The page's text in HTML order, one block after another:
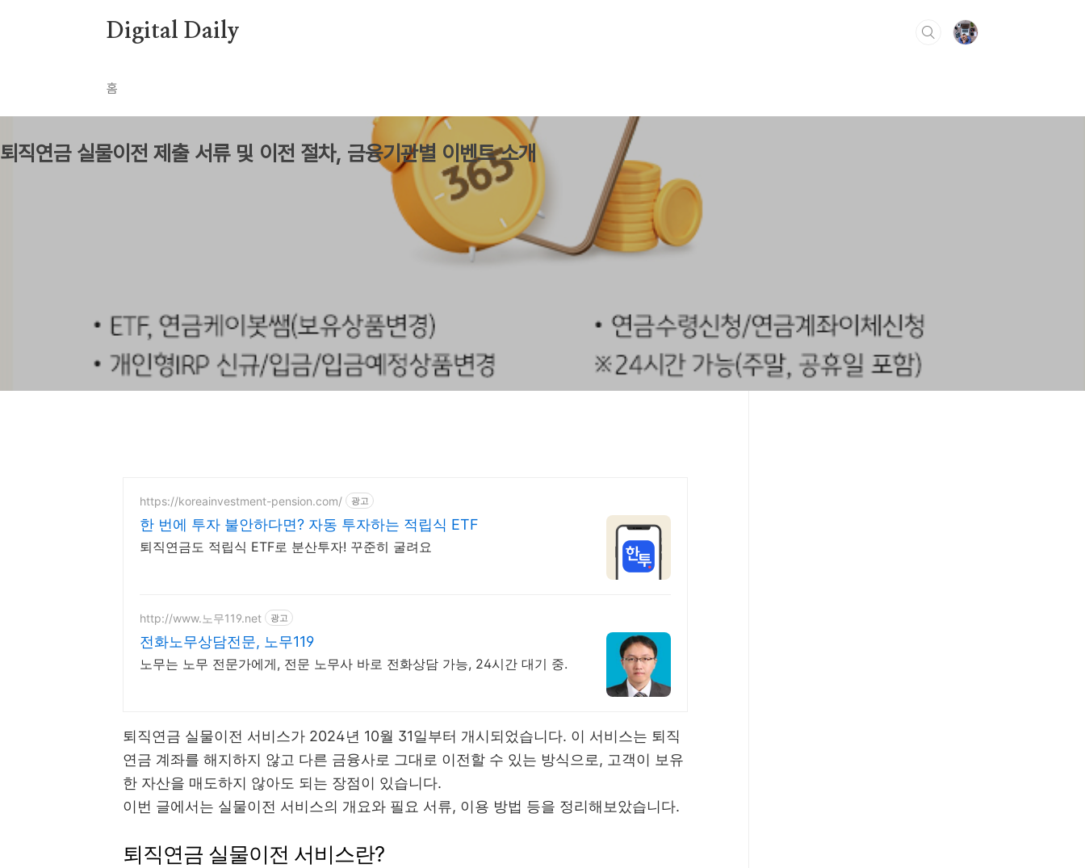
Digital Daily
홈
퇴직연금 실물이전 제출 서류 및 이전 절차, 금융기관별 이벤트 소개
https://koreainvestment-pension.com/ 광고
한 번에 투자 불안하다면? 자동 투자하는 적립식 ETF
퇴직연금도 적립식 ETF로 분산투자! 꾸준히 굴려요
http://www.노무119.net 광고
전화노무상담전문, 노무119
노무는 노무 전문가에게, 전문 노무사 바로 전화상담 가능, 24시간 대기 중.
퇴직연금 실물이전 서비스가 2024년 10월 31일부터 개시되었습니다. 이 서비스는 퇴직
연금 계좌를 해지하지 않고 다른 금융사로 그대로 이전할 수 있는 방식으로, 고객이 보유
한 자산을 매도하지 않아도 되는 장점이 있습니다.
이번 글에서는 실물이전 서비스의 개요와 필요 서류, 이용 방법 등을 정리해보았습니다.
퇴직연금 실물이전 서비스란?